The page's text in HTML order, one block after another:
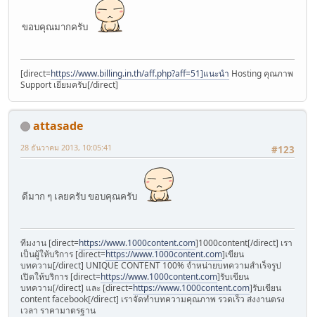
ขอบคุณมากครับ
[direct=https://www.billing.in.th/aff.php?aff=51]แนะนำ Hosting คุณภาพ
Support เยี่ยมครับ[/direct]
attasade
#123
28 ธันวาคม 2013, 10:05:41
ดีมาก ๆ เลยครับ ขอบคุณครับ
ทีมงาน [direct=https://www.1000content.com]1000content[/direct] เรา
เป็นผู้ให้บริการ [direct=https://www.1000content.com]เขียน
บทความ[/direct] UNIQUE CONTENT 100% จำหน่ายบทความสำเร็จรูป
เปิดให้บริการ [direct=https://www.1000content.com]รับเขียน
บทความ[/direct] และ [direct=https://www.1000content.com]รับเขียน
content facebook[/direct] เราจัดทำบทความคุณภาพ รวดเร็ว ส่งงานตรง
เวลา ราคามาตรฐาน